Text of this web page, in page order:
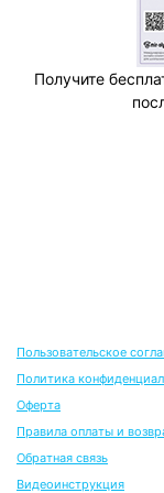
Получите
Пользовательское
Политика
Оферта
Правила оплаты и
Обратная связь
Видеоинструкция